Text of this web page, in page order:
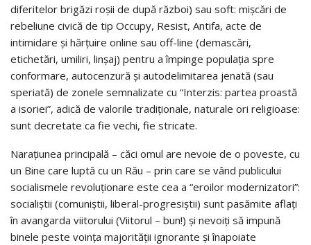
diferitelor brigăzi roșii de după război) sau soft: mișcări de
rebeliune civică de tip Occupy, Resist, Antifa, acte de
intimidare și hărțuire online sau off-line (demascări,
etichetări, umiliri, linșaj) pentru a împinge populația spre
conformare, autocenzură și autodelimitarea jenată (sau
speriată) de zonele semnalizate cu “Interzis: partea proastă
a isoriei”, adică de valorile tradiționale, naturale ori religioase:
sunt decretate ca fie vechi, fie stricate.
Narațiunea principală – căci omul are nevoie de o poveste, cu
un Bine care luptă cu un Rău – prin care se vând publicului
socialismele revoluționare este cea a “eroilor modernizatori”:
socialiștii (comuniștii, liberal-progresiștii) sunt pasămite aflați
în avangarda viitorului (Viitorul – bun!) și nevoiți să impună
binele peste voința majorității ignorante și înapoiate